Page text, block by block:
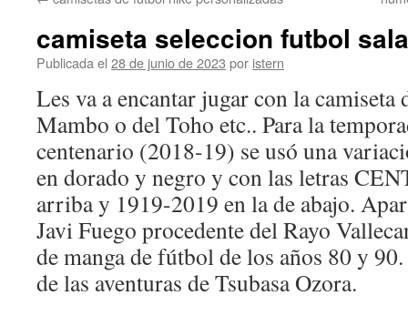
camiseta seleccion futbol
Publicada el 28 de junio de 2023 por istern
Les va a encantar jugar con la camiseta
Mambo o del Toho etc.. Para la
centenario (2018-19) se usó una
en dorado y negro y con las letras
arriba y 1919-2019 en la de abajo.
Javi Fuego procedente del Rayo
de manga de fútbol de los años 80 y
de las aventuras de Tsubasa Ozora.